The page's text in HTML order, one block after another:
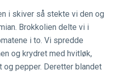
i skiver så stekte vi den og
Brokkolien delte vi i
i to. Vi spredde
og krydret med hvitløk,
og pepper. Deretter blandet